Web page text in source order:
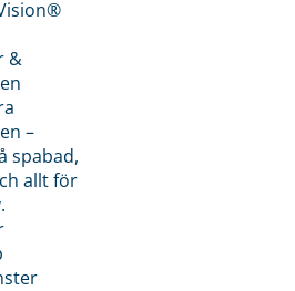
&
–
spabad,
allt för